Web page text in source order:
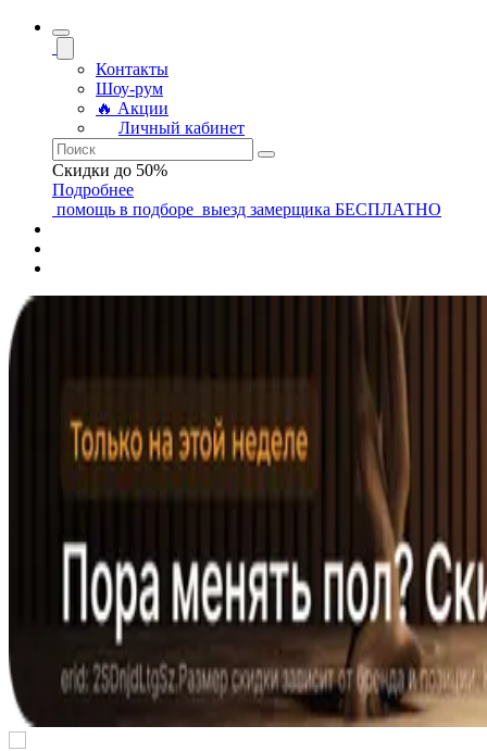
Контакты
Шоу-рум
🔥 Акции
Личный кабинет
Скидки до 50%
Подробнее
помощь в подборе выезд замерщика БЕСПЛАТНО